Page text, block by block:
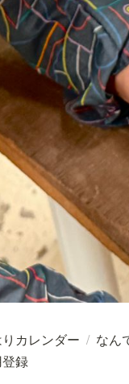
カレンダー / なん
録